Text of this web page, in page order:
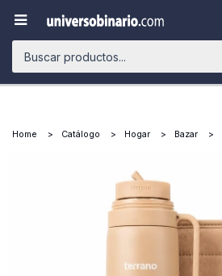

Home Catálogo Hogar Bazar